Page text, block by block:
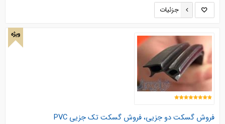
جزئیات
ویژه
فروش گسکت دو جزیی، فروش گسکت تک جزیی PVC